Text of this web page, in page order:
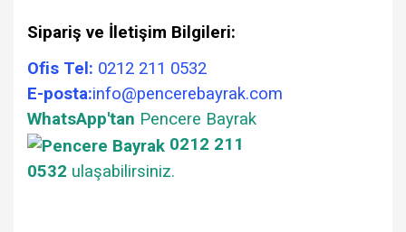
Sipariş ve İletişim Bilgileri:
Ofis Tel: 0212 211 0532
E-posta:info@pencerebayrak.com
WhatsApp'tan Pencere Bayrak
0212 211
0532 ulaşabilirsiniz.